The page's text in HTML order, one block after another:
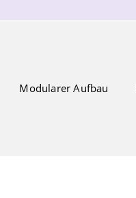
Modularer Aufbau